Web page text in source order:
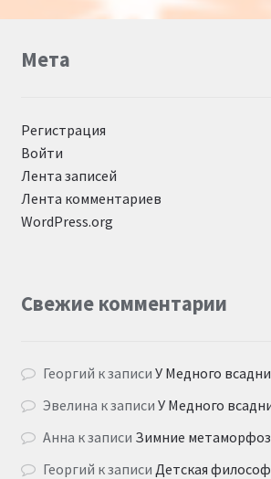
Мета
Регистрация
Войти
Лента записей
Лента комментариев
WordPress.org
Свежие комментарии
Георгий к записиУ Медного
Эвелина к записиУ Медного
Анна к записи Зимние
Георгий к записи Детская